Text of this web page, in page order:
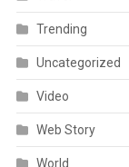
Trending
Uncategorized
Video
Web Story
World